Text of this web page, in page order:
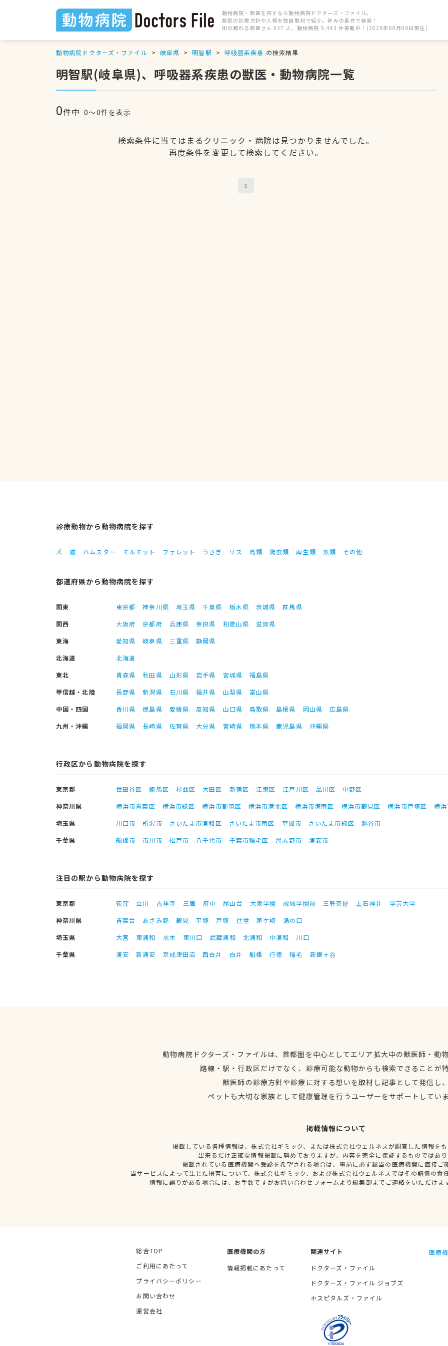
動物病院・獣医を探すなら動物病院ドクターズ・ファイル。
獣医の診療方針や人柄を独自取材で紹介。好みの条件で検索！
街の頼れる獣医さん 937 人、動物病院 9,443 件掲載中！(2026年08月06日現在)
動物病院ドクターズ・ファイル 岐阜県 明智駅 呼吸器系疾患 の検索結果
明智駅(岐阜県)、呼吸器系疾患の獣医・動物病院一覧
0件中 0〜0件を表示
検索条件に当てはまるクリニック・病院は見つかりませんでした。
再度条件を変更して検索してください。
1
診療動物から動物病院を探す
犬 猫 ハムスター モルモット フェレット うさぎ リス 鳥類 爬虫類 両生類 魚類 その他
都道府県から動物病院を探す
関東 東京都 神奈川県 埼玉県 千葉県 栃木県 茨城県
群馬県
関西
大阪府 京都府 兵庫県 奈良県 和歌山県
滋賀県
東海
愛知県 岐阜県 三重県
静岡県
北海道
北海道
東北
青森県 秋田県 山形県 岩手県 宮城県
福島県
甲信越・北陸
長野県 新潟県 石川県 福井県 山梨県
富山県
中国・四国
香川県 徳島県 愛媛県 高知県 山口県 鳥取県 島根県 岡山県
広島県
九州・沖縄
福岡県 長崎県 佐賀県 大分県 宮崎県 熊本県 鹿児島県 沖縄県
行政区から動物病院を探す
東京都 世田谷区 練馬区 杉並区 大田区 新宿区 江東区 江戸川区 品川区
中野区
神奈川県
横浜市青葉区 横浜市緑区 横浜市都筑区 横浜市港北区 横浜市港南区 横浜市鶴見区 横浜市戸塚区
横
埼玉県
川口市 所沢市 さいたま市浦和区 さいたま市南区 草加市 さいたま市緑区
越谷市
千葉県
船橋市 市川市 松戸市 八千代市 千葉市稲毛区 習志野市 浦安市
注目の駅から動物病院を探す
東京都 荻窪 立川 吉祥寺 三鷹 府中 尾山台 大泉学園 成城学園前 三軒茶屋 上石神井
学芸大学
神奈川県
青葉台 あざみ野 鶴見 平塚 戸塚 辻堂 茅ケ崎
溝の口
埼玉県
大宮 東浦和 志木 東川口 武蔵浦和 北浦和 中浦和
川口
千葉県
浦安 新浦安 京成津田沼 西白井 白井 船橋 行徳 稲毛 新鎌ヶ谷
動物病院ドクターズ・ファイルは、首都圏を中心としてエリア拡大中の獣医師・動
路線・駅・行政区だけでなく、診療可能な動物からも検索できることが
獣医師の診療方針や診療に対する想いを取材し記事として発信し
ペットも大切な家族として健康管理を行うユーザーをサポートしてい
掲載情報について
掲載している各種情報は、株式会社ギミック、または株式会社ウェルネスが調査した情報を
出来るだけ正確な情報掲載に努めておりますが、内容を完全に保証するものではあ
掲載されている医療機関へ受診を希望される場合は、事前に必ず該当の医療機関に直接ご
当サービスによって生じた損害について、株式会社ギミック、および株式会社ウェルネスではその賠償の責
情報に誤りがある場合には、お手数ですがお問い合わせフォームより編集部までご連絡をいただけま
総合TOP
ご利用にあたって
プライバシーポリシー
お問い合わせ
運営会社
医療機関の方
情報掲載にあたって
関連サイト
ドクターズ・ファイル
ドクターズ・ファイル ジョブズ
ホスピタルズ・ファイル
医療